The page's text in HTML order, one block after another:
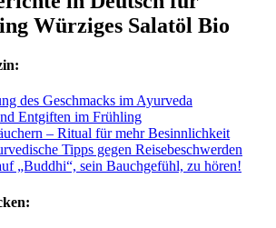
Würziges Salatöl Bio
des Geschmacks im Ayurveda
Entgiften im Frühling
– Ritual für mehr Besinnlichkeit
Tipps gegen Reisebeschwerden
„Buddhi“, sein Bauchgefühl, zu hören!